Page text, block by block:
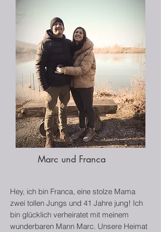
Marc und Franca
Hey, ich bin Franca, eine stolze Mama
zwei tollen Jungs und 41 Jahre jung! Ich
bin glücklich verheiratet mit meinem
wunderbaren Mann Marc. Unsere Heimat